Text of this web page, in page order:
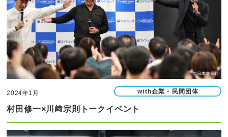
2024年1月 with企業・民間団体
村田修一×川﨑宗則トークイベント